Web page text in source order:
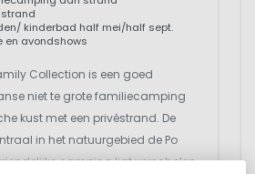
kinderbad half mei/half sept.
en avondshows
Collection is een goed
niet te grote familiecamping
kust met een privéstrand. De
in het natuurgebied de Po
camping ligt verscholen